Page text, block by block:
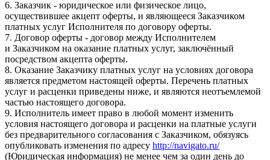
6. Заказчик - юридическое или физическое лицо,
осуществившее акцепт оферты, и являющееся Заказчиком
платных услуг Исполнителя по договору оферты.
7. Договор оферты - договор между Исполнителем
и Заказчиком на оказание платных услуг, заключённый
посредством акцепта оферты.
8. Оказание Заказчику платных услуг на условиях договора
является предметом настоящей оферты. Перечень платных
услуг и расценки приведены ниже, и являются неотъемлемой
частью настоящего договора.
9. Исполнитель имеет право в любой момент изменить
условия настоящего договора и расценки на платные услуги
без предварительного согласования с Заказчиком, обязуясь
опубликовать изменения по адресу http://navigato.ru/
(Юридическая информация) не менее чем за один день до